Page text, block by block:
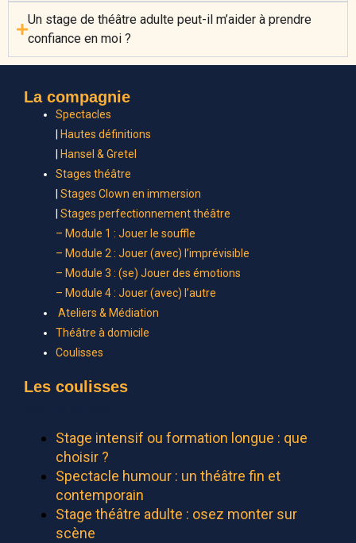
Un stage de théâtre adulte peut-il m’aider à prendre
confiance en moi ?
La compagnie
Spectacles
Hautes définitions
Hansel & Gretel
Stages théâtre
Stages Clown en immersion
Stages perfectionnement théâtre
– Module 1 : Jouer le souffle
– Module 2 : Jouer (avec) l’imprévisible
– Module 3 : (se) Jouer des émotions
– Module 4 : Jouer (avec) l’autre
Ateliers & Médiation
Théâtre à domicile
Coulisses
Les coulisses
Stage intensif ou formation longue : que
choisir ?
Spectacle humour : un théâtre fin et
contemporain
Stage théâtre adulte : osez monter sur
scène